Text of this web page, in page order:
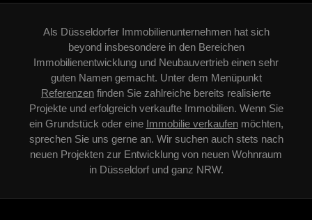
Als Düsseldorfer Immobilienunternehmenhat sich
beyond insbesondere in den Bereichen
Immobilienentwicklung und Neubauvertrieb einen sehr
guten Namen gemacht. Unter dem Menüpunkt
Referenzen finden Sie zahlreiche bereits realisierte
Projekte und erfolgreich verkaufte Immobilien. Wenn Sie
ein Grundstück oder eine Immobilie verkaufenmöchten,
sprechen Sie uns gerne an. Wir suchen auch stets nach
neuen Projekten zur Entwicklung von neuen Wohnraum
in Düsseldorf und ganz NRW.